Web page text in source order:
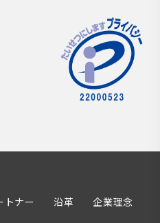
トナー 沿革 企業理念